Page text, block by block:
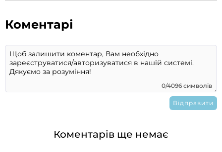
Коментарі
0/4096 символів
Коментарів ще немає